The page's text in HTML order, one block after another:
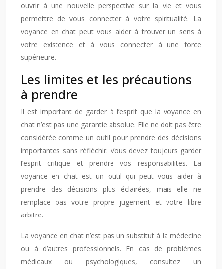
ouvrir à une nouvelle perspective sur la vie et vous
permettre de vous connecter à votre spiritualité. La
voyance en chat peut vous aider à trouver un sens à
votre existence et à vous connecter à une force
supérieure.
Les limites et les précautions
à prendre
Il est important de garder à l’esprit que la voyance en
chat n’est pas une garantie absolue. Elle ne doit pas être
considérée comme un outil pour prendre des décisions
importantes sans réfléchir. Vous devez toujours garder
l’esprit critique et prendre vos responsabilités. La
voyance en chat est un outil qui peut vous aider à
prendre des décisions plus éclairées, mais elle ne
remplace pas votre propre jugement et votre libre
arbitre.
La voyance en chat n’est pas un substitut à la médecine
ou à d’autres professionnels. En cas de problèmes
médicaux ou psychologiques, consultez un